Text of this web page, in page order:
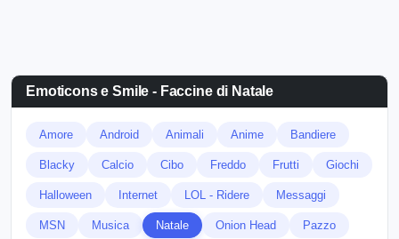
Emoticons e Smile - Faccine di Natale
Amore Android Animali Anime Bandiere
Blacky Calcio Cibo Freddo Frutti Giochi
Halloween Internet LOL - Ridere Messaggi
MSN Musica Natale Onion Head Pazzo